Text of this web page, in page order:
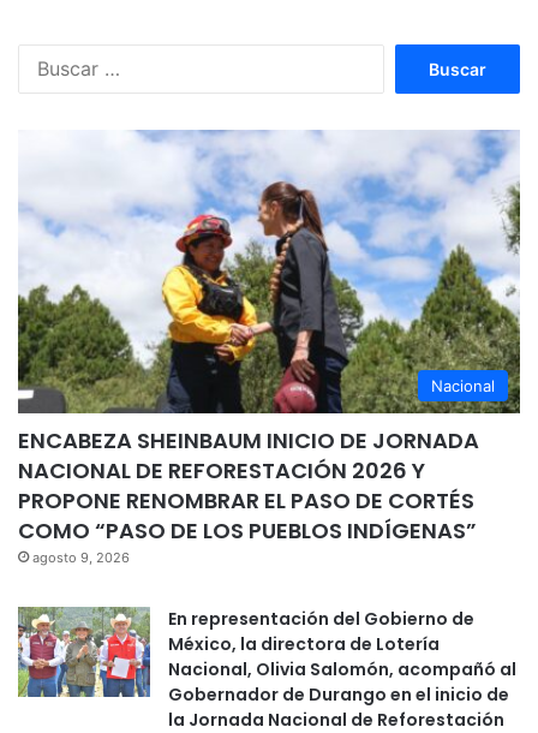
Nacional
ENCABEZA SHEINBAUM INICIO DE JORNADA
NACIONAL DE REFORESTACIÓN 2026 Y
PROPONE RENOMBRAR EL PASO DE CORTÉS
COMO “PASO DE LOS PUEBLOS INDÍGENAS”
agosto 9, 2026
En representación del Gobierno de
México, la directora de Lotería
Nacional, Olivia Salomón, acompañó al
Gobernador de Durango en el inicio de
la Jornada Nacional de Reforestación